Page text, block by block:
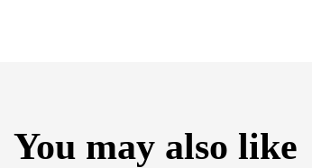
You may also like